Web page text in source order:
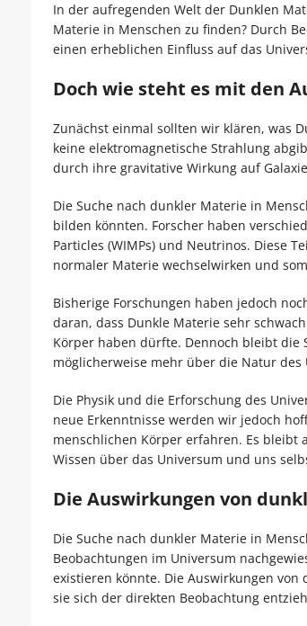
In der aufregenden Welt der Dunklen
Materie in Menschen zu finden? Durch
einen erheblichen Einfluss auf das
Doch wie steht es mit den
Zunächst einmal sollten wir klären, was
keine elektromagnetische Strahlung
durch ihre gravitative Wirkung auf
Die Suche nach dunkler Materie in
bilden könnten. Forscher haben
Particles (WIMPs) und Neutrinos. Diese
normaler Materie wechselwirken und
Bisherige Forschungen haben jedoch
daran, dass Dunkle Materie sehr
Körper haben dürfte. Dennoch bleibt die
möglicherweise mehr über die Natur
Die Physik und die Erforschung des
neue Erkenntnisse werden wir jedoch
menschlichen Körper erfahren. Es bleibt
Wissen über das Universum und uns
Die Auswirkungen von
Die Suche nach dunkler Materie in
Beobachtungen im Universum
existieren könnte. Die Auswirkungen
sie sich der direkten Beobachtung